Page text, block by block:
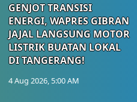
GENJOT TRANSISI
ENERGI, WAPRES GIBRAN
JAJAL LANGSUNG MOTOR
LISTRIK BUATAN LOKAL
DI TANGERANG!
4 Aug 2026, 5:00 AM